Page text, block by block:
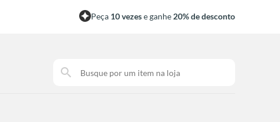
Peça 10 vezese ganhe 20% de desconto
search